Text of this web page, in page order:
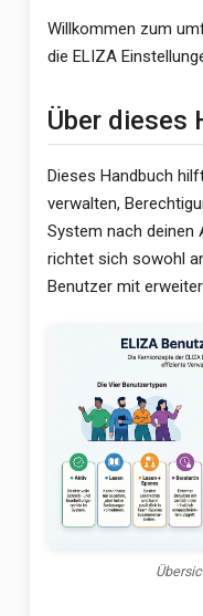
Willkommen zum
die ELIZA
Über dieses
Dieses Handbuch
verwalten,
System nach deinen
richtet sich sowohl
Benutzer mit